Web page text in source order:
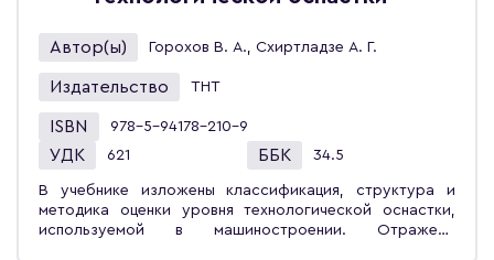
для студентов высших учебных заведений,
обучающихся по направлению «Конструкторско-
технологическое обеспечение машиностроительных
производств». Может быть полезно инженерно-
техническим работникам машиностроительных
предприятий, аспирантам, занимающимся проблемами
повышения точности обработки, автоматизации
машиностроения.
Автор(ы) Горохов В. А., Схиртладзе А. Г.
Издательство ТНТ
ISBN 978-5-94178-210-9
УДК 621 ББК 34.5
В учебнике изложены классификация, структура и
методика оценки уровня технологической оснастки,
используемой в машиностроении. Отражены